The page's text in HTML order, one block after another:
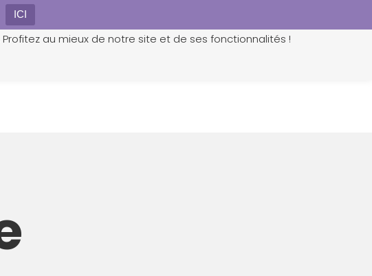
ICI
au mieux de notre site et de ses fonctionnalités !